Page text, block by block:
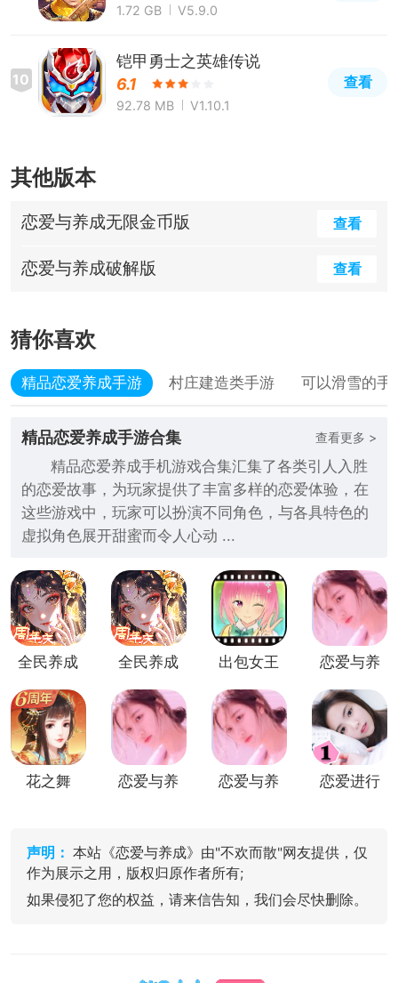
1.72 GB V5.9.0
10
铠甲勇士之英雄传说
6.1
92.78 MB V1.10.1
查看
其他版本
恋爱与养成无限金币版 查看
恋爱与养成破解版 查看
猜你喜欢
精品恋爱养成手游 村庄建造类手游 可以滑雪的手
精品恋爱养成手游合集 查看更多 >
精品恋爱养成手机游戏合集汇集了各类引人入胜
的恋爱故事，为玩家提供了丰富多样的恋爱体验，在
这些游戏中，玩家可以扮演不同角色，与各具特色的
虚拟角色展开甜蜜而令人心动 ...
全民养成
下无限元
宝版
全民养成
下九游版
出包女王
版
恋爱与养
花之舞
恋爱与养
恋爱与养
恋爱进行
声明： 本站《恋爱与养成》由"不欢而散"网友提供，仅
作为展示之用，版权归原作者所有;
如果侵犯了您的权益，请来信告知，我们会尽快删除。